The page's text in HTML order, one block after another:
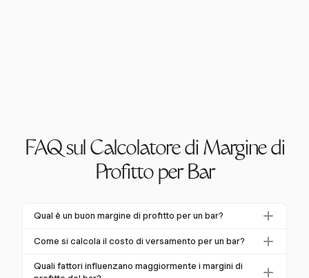
FAQ sul Calcolatore di Margine di
Profitto per Bar
Qual è un buon margine di profitto per un bar?
Un buon margine di profitto per un bar varia
successo possono raggiungere margini di profitto
Come si calcola il costo di versamento per un bar?
Il costo di versamento si calcola dividendo il costo
Quali fattori influenzano maggiormente i margini di